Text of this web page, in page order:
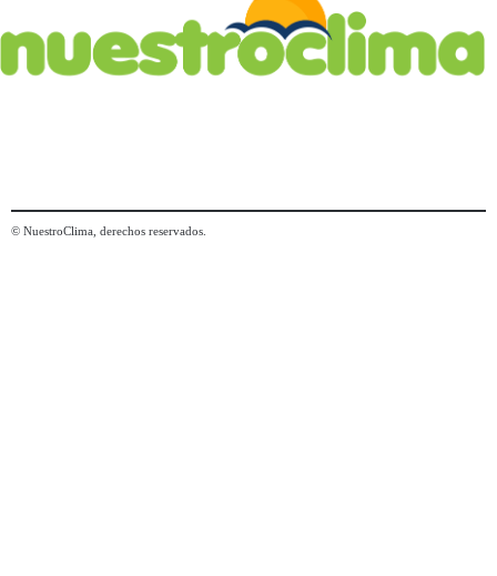
© NuestroClima, derechos reservados.